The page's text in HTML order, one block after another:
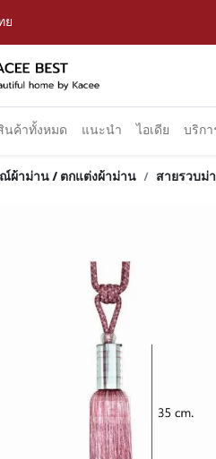
ย
นค้าทั้งหมด แนะนำ ไอเดีย บริก
ผ้าม่าน / ตกแต่งผ้าม่าน สายรวบม่